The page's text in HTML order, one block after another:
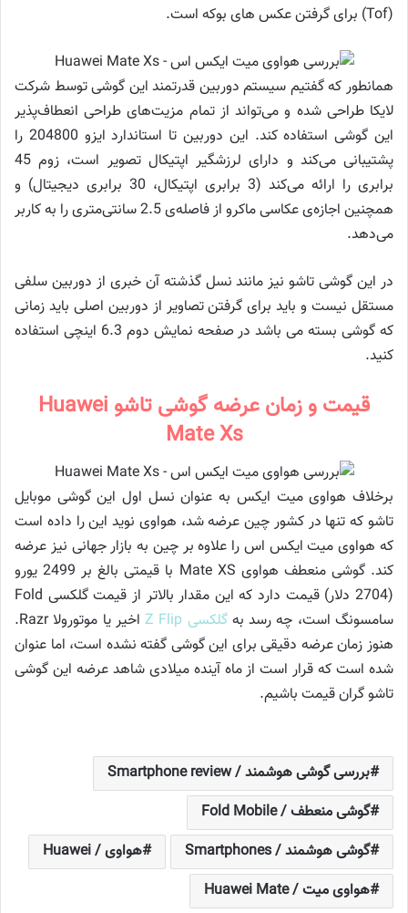
(Tof) برای گرفتن عکس های بوکه است.
همانطور که گفتیم سیستم دوربین قدرتمند این گوشی توسط شرکت
لایکا طراحی شده و می‌تواند از تمام مزیت‌های طراحی انعطاف‌پذیر
این گوشی استفاده کند. این دوربین تا استاندارد ایزو 204800 را
پشتیبانی می‌کند و دارای لرزشگیر اپتیکال تصویر است، زوم 45
برابری را ارائه می‌کند (3 برابری اپتیکال، 30 برابری دیجیتال) و
همچنین اجازه‌ی عکاسی ماکرو از فاصله‌ی 2.5 سانتی‌متری را به کاربر
می‌دهد.
در این گوشی تاشو نیز مانند نسل گذشته آن خبری از دوربین سلفی
مستقل نیست و باید برای گرفتن تصاویر از دوربین اصلی باید زمانی
که گوشی بسته می باشد در صفحه نمایش دوم 6.3 اینچی استفاده
کنید.
قیمت و زمان عرضه گوشی تاشو Huawei
Mate Xs
برخلاف هواوی میت ایکس به عنوان نسل اول این گوشی موبایل
تاشو که تنها در کشور چین عرضه شد، هواوی نوید این را داده است
که هواوی میت ایکس اس را علاوه بر چین به بازار جهانی نیز عرضه
کند. گوشی منعطف هواوی Mate XS با قیمتی بالغ بر 2499 یورو
(2704 دلار) قیمت دارد که این مقدار بالاتر از قیمت گلکسی Fold
سامسونگ است، چه رسد بهگلکسی Z Flip
اخیر یا موتورولا Razr.
هنوز زمان عرضه دقیقی برای این گوشی گفته نشده است، اما عنوان
شده است که قرار است از ماه آینده میلادی شاهد عرضه این گوشی
تاشو گران قیمت باشیم.
بررسی گوشی هوشمند / Smartphone review
گوشی منعطف / Fold Mobile
گوشی هوشمند / Smartphones
هواوی / Huawei
هواوی میت / Huawei Mate